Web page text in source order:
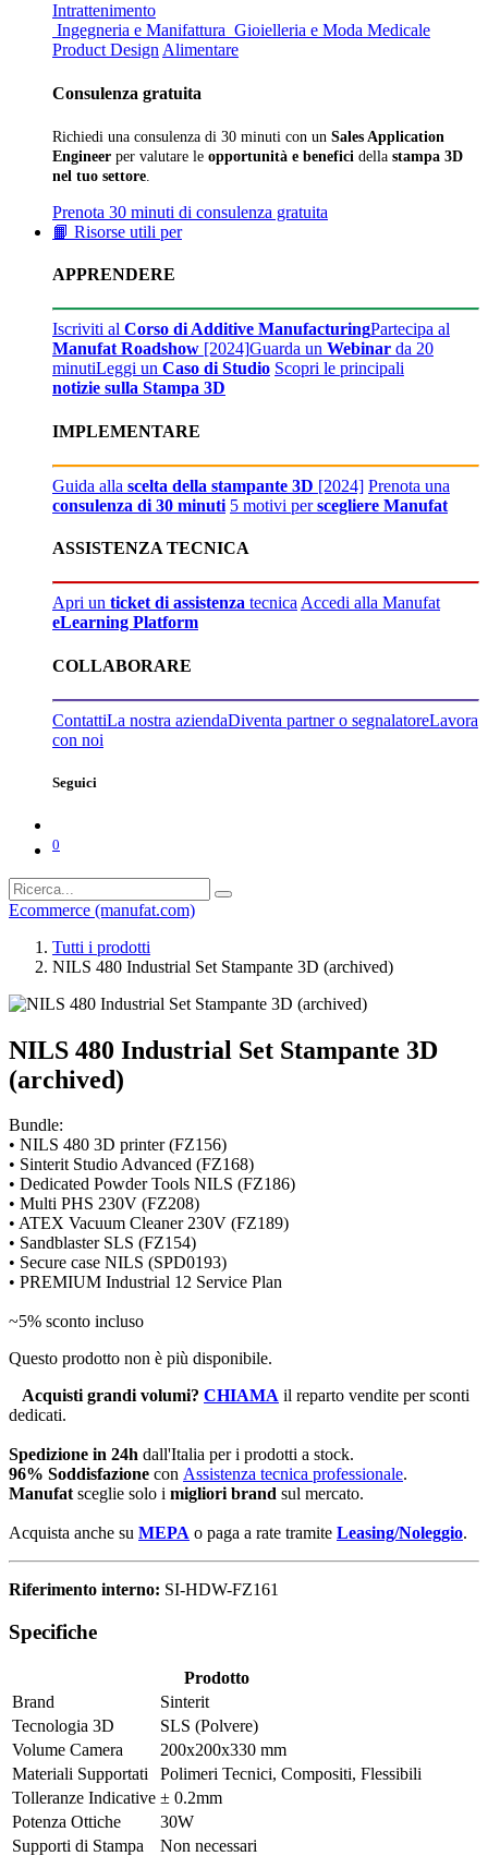
Intrattenimento
Ingegneria e Manifattura Gioielleria e Moda Medicale
Product Design Alimentare
Consulenza gratuita
Richiedi una consulenza di 30 minuti con un Sales Application
Engineer per valutare le opportunità e benefici della stampa 3D
nel tuo settore
Prenota 30 minuti di consulenza gratuita
📙 Risorse utili per
APPRENDERE
Iscriviti al Corso di Additive ManufacturingPartecipa al
Manufat Roadshow [2024]Guarda un Webinar da 20
minutiLeggi un Caso di Studio Scopri le principali
notizie sulla Stampa 3D
IMPLEMENTARE
Guida alla scelta della stampante 3D [2024] Prenota una
consulenza di 30 minuti 5 motivi perscegliere Manufat
ASSISTENZA TECNICA
Apri un ticket di assistenza tecnicaAccedi alla Manufat
eLearning Platform
COLLABORARE
ContattiLa nostra aziendaDiventa partner o segnalatoreLavora
con noi
Seguici
0
Ecommerce (manufat.com)
Tutti i prodotti
NILS 480 Industrial Set Stampante 3D (archived)
NILS 480 Industrial Set Stampante 3D
(archived)
Bundle:
• NILS 480 3D printer (FZ156)
• Sinterit Studio Advanced (FZ168)
• Dedicated Powder Tools NILS (FZ186)
• Multi PHS 230V (FZ208)
• ATEX Vacuum Cleaner 230V (FZ189)
• Sandblaster SLS (FZ154)
• Secure case NILS (SPD0193)
• PREMIUM Industrial 12 Service Plan
~5% sconto incluso
Questo prodotto non è più disponibile.
Acquisti grandi volumi? CHIAMA il reparto vendite per sconti
dedicati.
Spedizione in 24h dall'Italia per i prodotti a stock.
96% Soddisfazione con Assistenza tecnica professionale.
Manufatsceglie solo i migliori brand sul mercato.
Acquista anche su MEPA o paga a rate tramite Leasing/Noleggio.
Riferimento interno: SI-HDW-FZ161
Specifiche
Prodotto
Brand
Sinterit
Tecnologia 3D
SLS (Polvere)
Volume Camera
200x200x330 mm
Materiali Supportati
Polimeri Tecnici, Compositi, Flessibili
Tolleranze Indicative ± 0.2mm
Potenza Ottiche
30W
Supporti di Stampa
Non necessari